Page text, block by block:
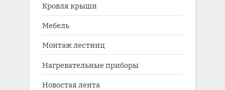
Кровля крыши
Мебель
Монтаж лестниц
Нагревательные приборы
Новостая лента